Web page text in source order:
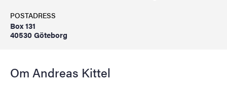
POSTADRESS
Box 131
40530 Göteborg
Om Andreas Kittel